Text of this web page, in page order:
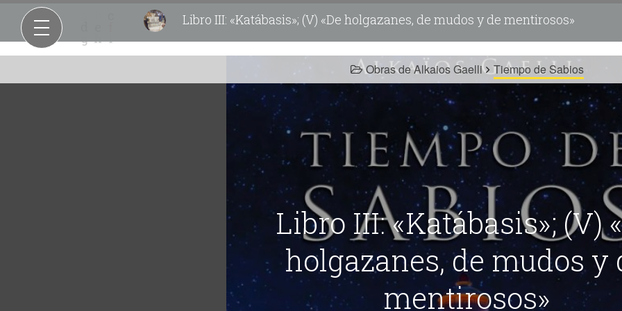
Libro III: «Katábasis»; (V) «De holgazanes, de mudos y de mentirosos»
Obras de Alkaios Gaelli Tiempo de Sabios
Libro III: «Katábasis»; (V)
holgazanes, de mudos y
mentirosos»